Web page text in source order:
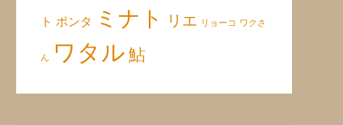
ト ポンタ ミナト リエ リョーコ ワクさ
ん ワタル鮎